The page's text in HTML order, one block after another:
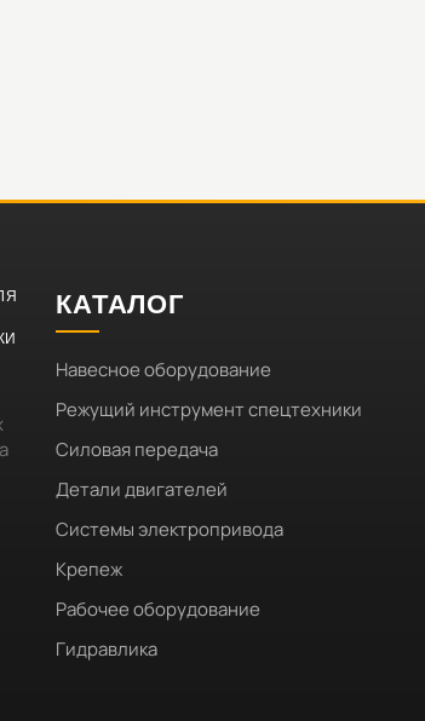
КАТАЛОГ
Навесное оборудование
Режущий инструмент спецтехники
Силовая передача
Детали двигателей
Системы электропривода
Крепеж
Рабочее оборудование
Гидравлика